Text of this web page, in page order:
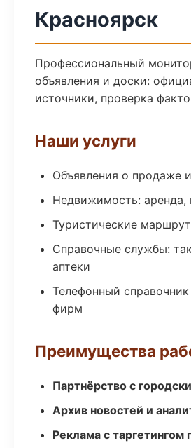
Красноярск
Профессиональный
объявления и доски:
источники, проверка
Наши услуги
Объявления о продаже
Недвижимость: аренда,
Туристические
Справочные службы:
аптеки
Телефонный
фирм
Преимущества
Партнёрство с
Архив новостей и
Реклама с таргетингом